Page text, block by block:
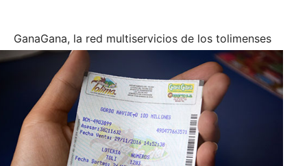
GanaGana, la red multiservicios de los tolimenses